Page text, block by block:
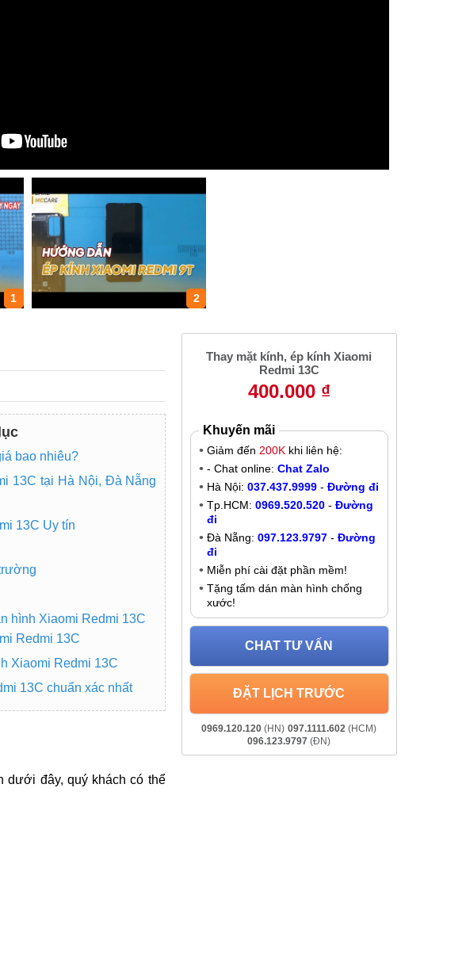
1 2
bao nhiêu?
13C tại Hà Nội, Đà Nẵng
13C Uy tín
hình Xiaomi Redmi 13C
Redmi 13C
Xiaomi Redmi 13C
13C chuẩn xác nhất
dưới đây, quý khách có thể
Thay mặt kính, ép kính Xiaomi
Redmi 13C
400.000 ₫
Khuyến mãi
Giảm đến 200Kkhi liên hệ:
- Chat online: Chat Zalo
Hà Nội: 037.437.9999- Đường đi
Tp.HCM: 0969.520.520- Đường
đi
Đà Nẵng: 097.123.9797- Đường
đi
Miễn phí cài đặt phần mềm!
Tặng tấm dán màn hình chống
xước!
CHAT TƯ VẤN
ĐẶT LỊCH TRƯỚC
0969.120.120 (HN) 097.1111.602 (HCM)
096.123.9797 (ĐN)